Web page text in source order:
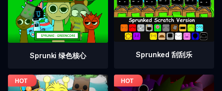
Sprunki 绿色核心 Sprunked 刮刮乐